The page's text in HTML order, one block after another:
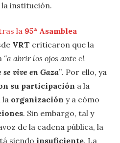
la institución.
la 95ª Asamblea
VRT criticaron que la
“a abrir los ojos ante el
vive en Gaza”. Por ello, ya
su participación a la
la organización y a cómo
. Sin embargo, tal y
de la cadena pública, la
siendo insuficiente. La